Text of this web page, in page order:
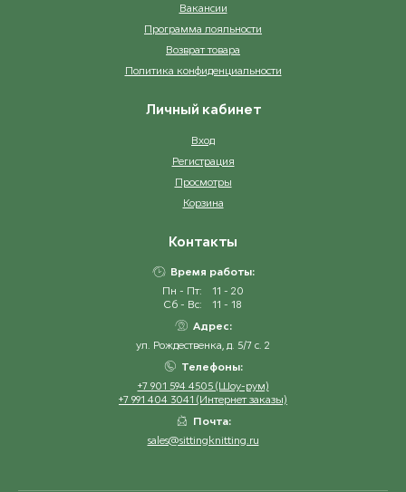
Вакансии
Программа лояльности
Возврат товара
Политика конфиденциальности
Личный кабинет
Вход
Регистрация
Просмотры
Корзина
Контакты
Время работы:
Пн - Пт:
11 - 20
Сб - Вс:
11 - 18
Адрес:
ул. Рождественка, д. 5/7 с. 2
Телефоны:
+7 901 594 4505 (Шоу-рум)
+7 991 404 3041 (Интернет заказы)
Почта:
sales@sittingknitting.ru